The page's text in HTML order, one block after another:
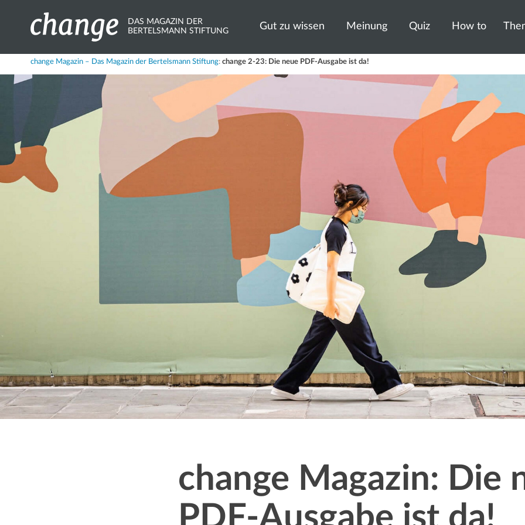
DAS MAGAZIN DER
BERTELSMANN STIFTUNG
Gut zu wissen Meinung Quiz How to
Share
Bluesky
change Magazin – Das Magazin der Bertelsmann Stiftung: change 2-23: Die neue PDF-Ausgabe ist da!
change Magazin: Die
PDF-Ausgabe ist da!